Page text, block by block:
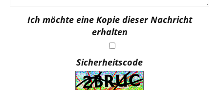
Ich möchte eine Kopie dieser Nachricht
erhalten
Sicherheitscode